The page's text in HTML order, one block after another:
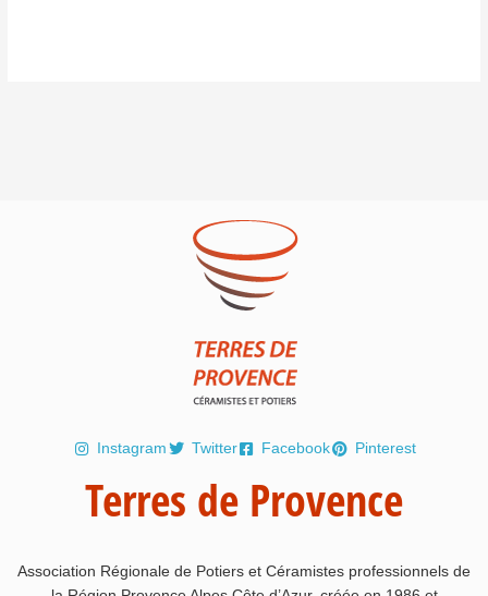
Instagram Twitter Facebook Pinterest
Terres de Provence
Association Régionale de Potiers et Céramistes professionnels de